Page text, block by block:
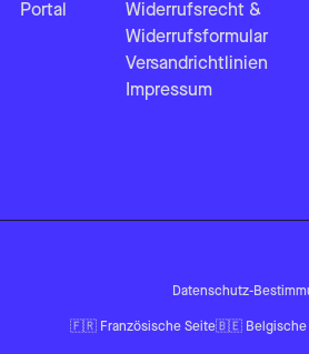
Portal
Widerrufsrecht &
Widerrufsformular
Versandrichtlinien
Impressum
Datenschutz-
🇫🇷 Französische Seite🇧🇪 Belgische